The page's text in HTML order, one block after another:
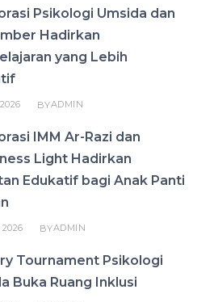
Psikologi Umsida dan
Hadirkan
yang Lebih
BYADMIN
IMM Ar-Razi dan
Light Hadirkan
Edukatif bagi Anak Panti
BYADMIN
Tournament Psikologi
Buka Ruang Inklusi